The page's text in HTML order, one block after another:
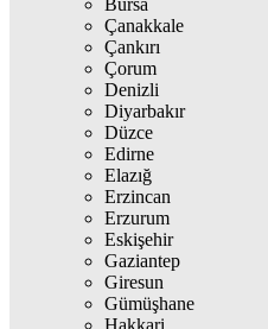
Bursa
Çanakkale
Çankırı
Çorum
Denizli
Diyarbakır
Düzce
Edirne
Elazığ
Erzincan
Erzurum
Eskişehir
Gaziantep
Giresun
Gümüşhane
Hakkari